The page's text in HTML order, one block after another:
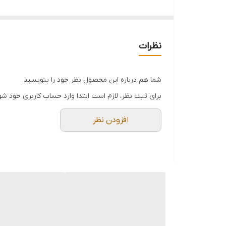
نظرات
شما هم درباره این محصول نظر خود را بنویسید.
برای ثبت نظر، لازم است ابتدا وارد حساب کاربری خود
افزودن نظر